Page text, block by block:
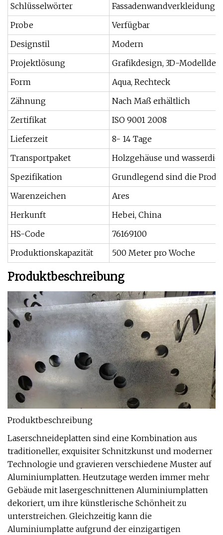
Schlüsselwörter
Fassadenwandverkleidung
Probe
Verfügbar
Designstil
Modern
Projektlösung
Grafikdesign, 3D-
Form
Aqua, Rechteck
Zähnung
Nach Maß erhältlich
Zertifikat
ISO 9001 2008
Lieferzeit
8- 14 Tage
Transportpaket
Holzgehäuse und
Spezifikation
Grundlegend sind die
Warenzeichen
Ares
Herkunft
Hebei, China
HS-Code
76169100
Produktionskapazität
500 Meter pro Woche
Produktbeschreibung
Produktbeschreibung
Laserschneideplatten sind eine Kombination aus
traditioneller, exquisiter Schnitzkunst und moderner
Technologie und gravieren verschiedene Muster auf
Aluminiumplatten. Heutzutage werden immer mehr
Gebäude mit lasergeschnittenen Aluminiumplatten
dekoriert, um ihre künstlerische Schönheit zu
unterstreichen. Gleichzeitig kann die
Aluminiumplatte aufgrund der einzigartigen